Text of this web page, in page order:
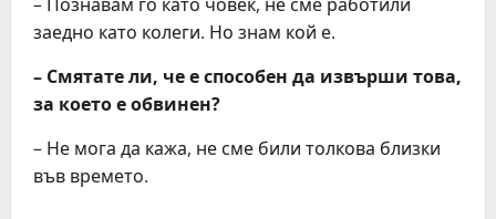
заедно като колеги. Но знам кой е.
– Смятате ли, че е способен да извърши това,
за което е обвинен?
– Не мога да кажа, не сме били толкова близки
във времето.